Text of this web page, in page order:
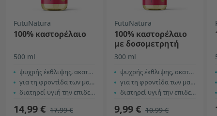
FutuNatura
100% καστορέλαιο
500 ml
ψυχρής έκθλιψης, ακατέργαστο
για τη φροντίδα των μαλλιών και του τριχωτού
διατηρεί υγιή την επιδερμίδα
14,99 € 17,99 €
FutuNatura
100% καστορέλαιο
με δοσομετρητή
300 ml
ψυχρής έκθλιψης, ακατέργαστο
για τη φροντίδα των μαλλιών και του τριχωτού
διατηρεί υγιή την επιδερμίδα
9,99 € 10,99 €